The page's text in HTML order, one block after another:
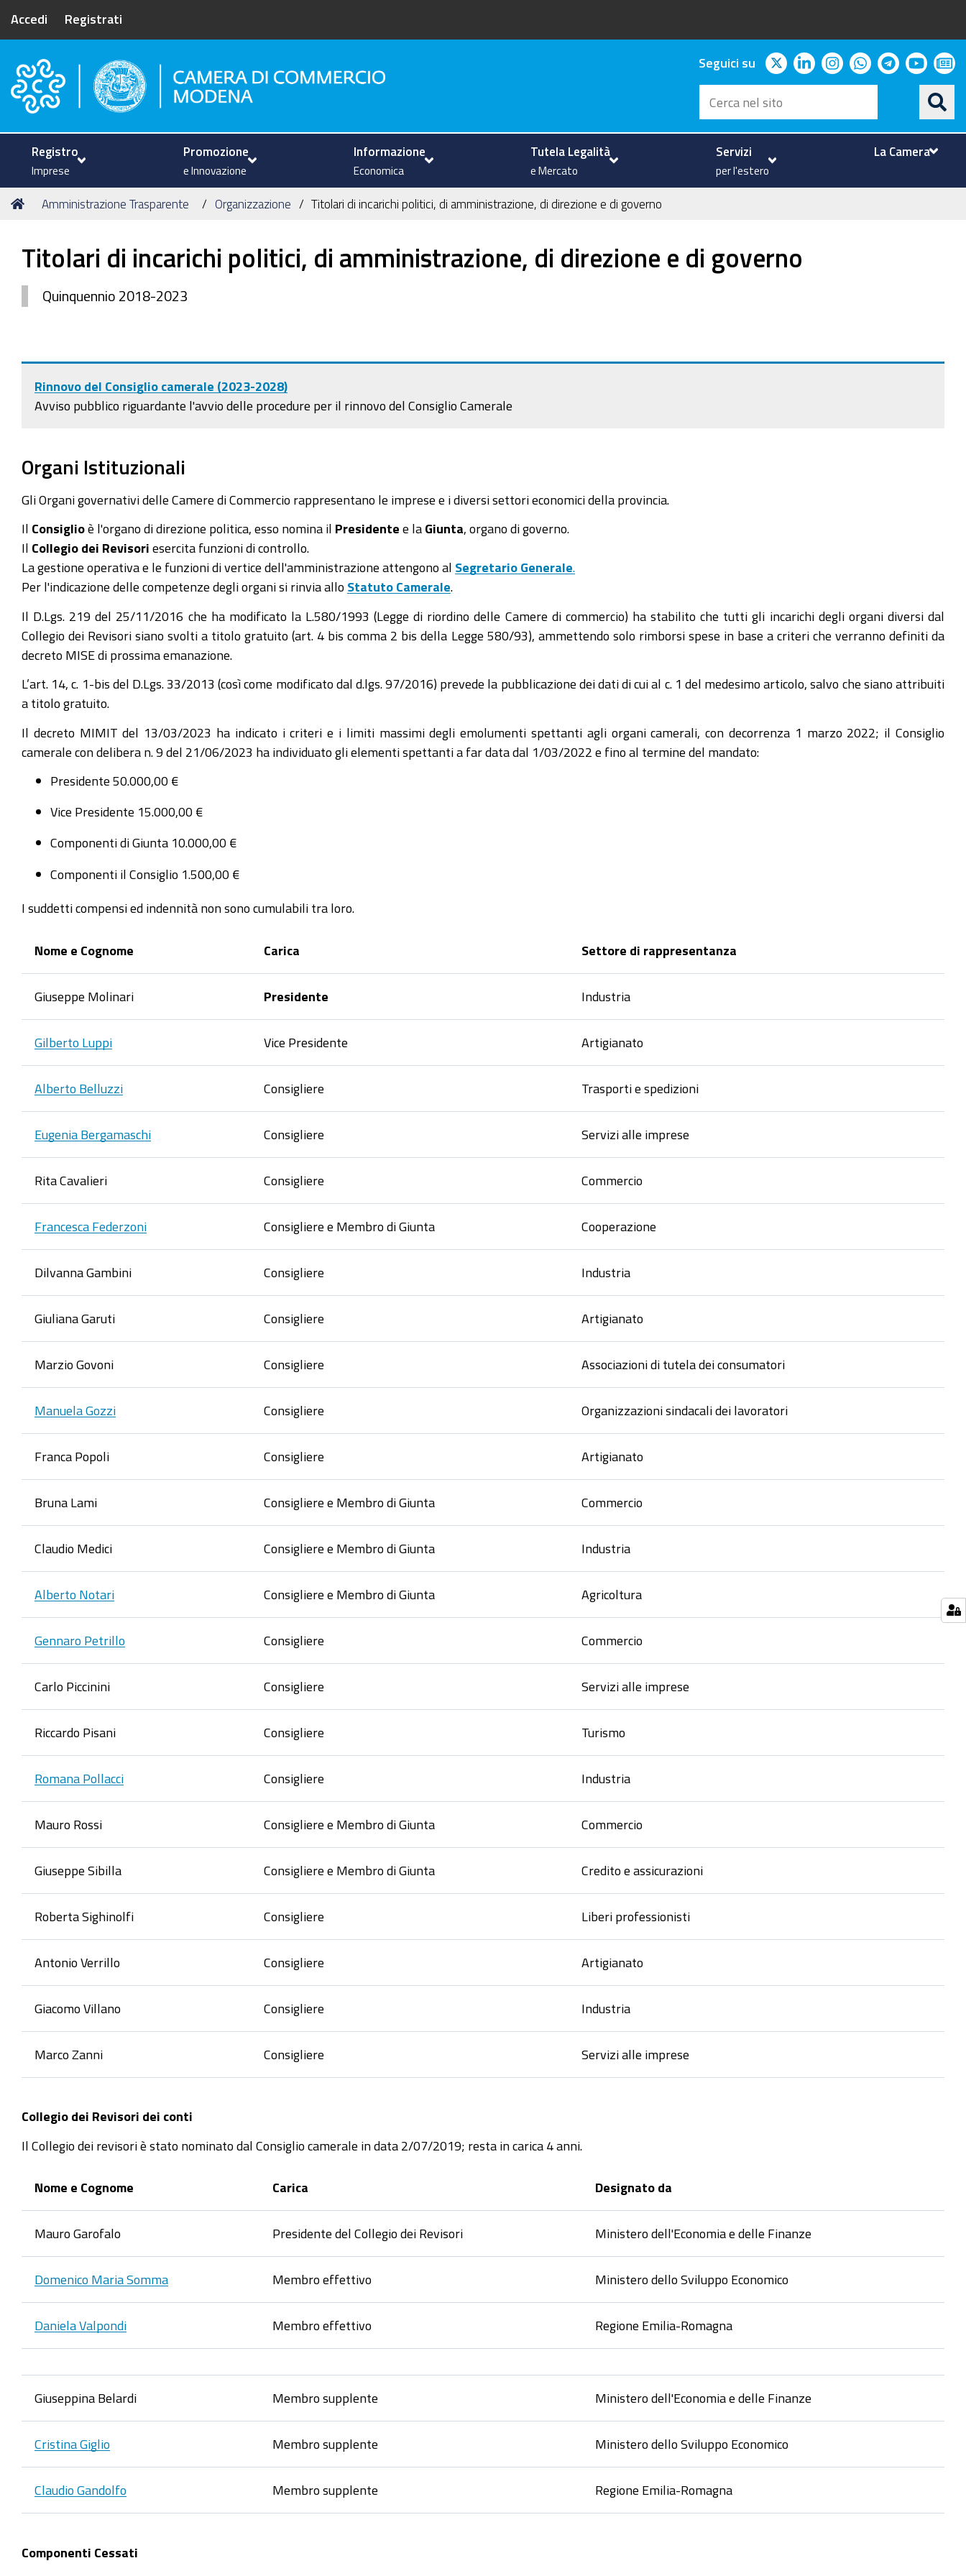
Accedi Registrati
Camera di Commercio di Modena
Seguici su twitterlinkedininstagram
whatsapp
telegram
Cerca
nel
sito
Registro
Imprese
Promozione
e Innovazione
Informazione
Economica
Tutela Legalità
e Mercato
Servizi
per l'estero
La Camera
Tu
Home
Amministrazione Trasparente Organizzazione Titolari di incarichi politici, di amministrazione, di direzione e di governo
Titolari di incarichi politici, di amministrazione, di direzione e di governo
Quinquennio 2018-2023
Rinnovo del Consiglio camerale (2023-2028)
Avviso pubblico riguardante l'avvio delle procedure per il rinnovo del Consiglio Camerale
Organi Istituzionali
Gli Organi governativi delle Camere di Commercio rappresentano le imprese e i diversi settori economici della provincia.
Il Consiglio è l'organo di direzione politica, esso nomina il Presidente e la Giunta , organo di governo.
Il Collegio dei Revisori esercita funzioni di controllo.
La gestione operativa e le funzioni di vertice dell'amministrazione attengono al Segretario Generale
Per l'indicazione delle competenze degli organi si rinvia allo Statuto Camerale
Il D.Lgs. 219 del 25/11/2016 che ha modificato la L.580/1993 (Legge di riordino delle Camere di commercio) ha stabilito che tutti gli incarichi degli organi diversi dal
Collegio dei Revisori siano svolti a titolo gratuito (art. 4 bis comma 2 bis della Legge 580/93), ammettendo solo rimborsi spese in base a criteri che verranno definiti da
decreto MISE di prossima emanazione.
L’art. 14, c. 1-bis del D.Lgs. 33/2013 (così come modificato dal d.lgs. 97/2016) prevede la pubblicazione dei dati di cui al c. 1 del medesimo articolo, salvo che siano attribuiti
a titolo gratuito.
Il decreto MIMIT del 13/03/2023 ha indicato i criteri e i limiti massimi degli emolumenti spettanti agli organi camerali, con decorrenza 1 marzo 2022; il Consiglio
camerale con delibera n. 9 del 21/06/2023 ha individuato gli elementi spettanti a far data dal 1/03/2022 e fino al termine del mandato:
Presidente 50.000,00 €
Vice Presidente 15.000,00 €
Componenti di Giunta 10.000,00 €
Componenti il Consiglio 1.500,00 €
I suddetti compensi ed indennità non sono cumulabili tra loro.
Nome e Cognome Carica Settore di rappresentanza
Giuseppe Molinari Presidente Industria
Gilberto Luppi Vice Presidente Artigianato
Alberto Belluzzi Consigliere Trasporti e spedizioni
Eugenia Bergamaschi Consigliere Servizi alle imprese
Rita Cavalieri Consigliere Commercio
Francesca Federzoni Consigliere e Membro di Giunta Cooperazione
Dilvanna Gambini Consigliere Industria
Giuliana Garuti Consigliere Artigianato
Marzio Govoni Consigliere Associazioni di tutela dei consumatori
Manuela Gozzi Consigliere Organizzazioni sindacali dei lavoratori
Franca Popoli Consigliere Artigianato
Bruna Lami Consigliere e Membro di Giunta Commercio
Claudio Medici Consigliere e Membro di Giunta Industria
Alberto Notari Consigliere e Membro di Giunta Agricoltura
Gennaro Petrillo Consigliere Commercio
Carlo Piccinini Consigliere Servizi alle imprese
Riccardo Pisani Consigliere Turismo
Romana Pollacci Consigliere Industria
Mauro Rossi Consigliere e Membro di Giunta Commercio
Giuseppe Sibilla Consigliere e Membro di Giunta Credito e assicurazioni
Roberta Sighinolfi Consigliere Liberi professionisti
Antonio Verrillo Consigliere Artigianato
Giacomo Villano Consigliere Industria
Marco Zanni Consigliere Servizi alle imprese
Collegio dei Revisori dei conti
Il Collegio dei revisori è stato nominato dal Consiglio camerale in data 2/07/2019; resta in carica 4 anni.
Nome e Cognome Carica Designato da
Mauro Garofalo Presidente del Collegio dei Revisori Ministero dell'Economia e delle Finanze
Domenico Maria Somma Membro effettivo Ministero dello Sviluppo Economico
Daniela Valpondi Membro effettivo Regione Emilia-Romagna
Giuseppina Belardi Membro supplente Ministero dell'Economia e delle Finanze
Cristina Giglio Membro supplente Ministero dello Sviluppo Economico
Claudio Gandolfo Membro supplente Regione Emilia-Romagna
Componenti Cessati